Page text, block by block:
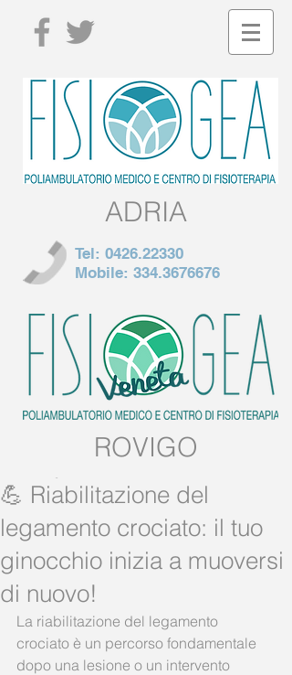
ADRIA
Tel: 0426.22330
Mobile: 334.3676676
ROVIGO
Tel:0425.539382
Mobile: 389.5728858
💪 Riabilitazione del
legamento crociato: il tuo
ginocchio inizia a muoversi
di nuovo!
La riabilitazione del legamento
crociato è un percorso fondamentale
dopo una lesione o un intervento